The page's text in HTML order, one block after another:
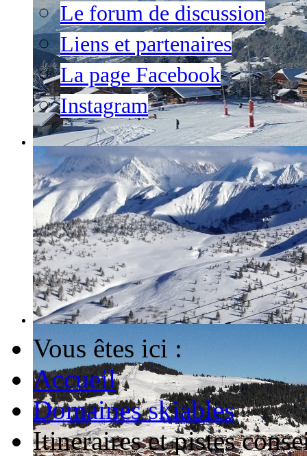
Le forum de discussion
Liens et partenaires
La page Facebook
Instagram
Vous êtes ici :
Accueil
Domaines skiables
Itineraires et pistes